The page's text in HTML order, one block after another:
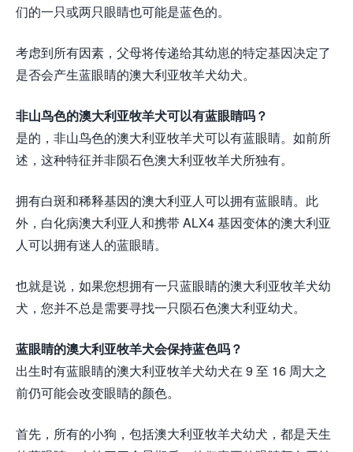
们的一只或两只眼睛也可能是蓝色的。
考虑到所有因素，父母将传递给其幼崽的特定基因决定了
是否会产生蓝眼睛的澳大利亚牧羊犬幼犬。
非山鸟色的澳大利亚牧羊犬可以有蓝眼睛吗？
是的，非山鸟色的澳大利亚牧羊犬可以有蓝眼睛。如前所
述，这种特征并非陨石色澳大利亚牧羊犬所独有。
拥有白斑和稀释基因的澳大利亚人可以拥有蓝眼睛。此
外，白化病澳大利亚人和携带 ALX4 基因变体的澳大利亚
人可以拥有迷人的蓝眼睛。
也就是说，如果您想拥有一只蓝眼睛的澳大利亚牧羊犬幼
犬，您并不总是需要寻找一只陨石色澳大利亚幼犬。
蓝眼睛的澳大利亚牧羊犬会保持蓝色吗？
出生时有蓝眼睛的澳大利亚牧羊犬幼犬在 9 至 16 周大之
前仍可能会改变眼睛的颜色。
首先，所有的小狗，包括澳大利亚牧羊犬幼犬，都是天生